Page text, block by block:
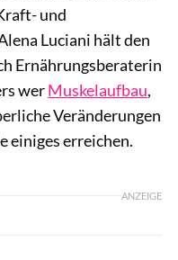
und
Luciani hält den
Ernährungsberaterin
werMuskelaufbau,
Veränderungen
einiges erreichen.
ANZEIGE